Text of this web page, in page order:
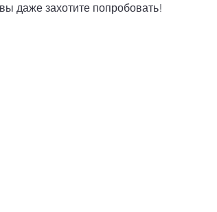
даже захотите попробовать!